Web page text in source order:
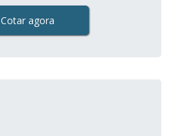
Cotar agora